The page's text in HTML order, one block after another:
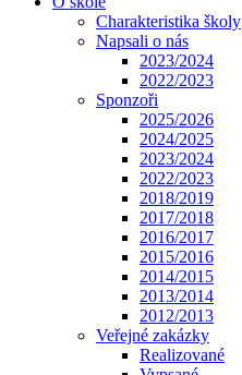
Charakteristika školy
Napsali o nás
2023/2024
2022/2023
Sponzoři
2025/2026
2024/2025
2023/2024
2022/2023
2018/2019
2017/2018
2016/2017
2015/2016
2014/2015
2013/2014
2012/2013
Veřejné zakázky
Realizované